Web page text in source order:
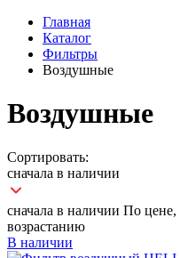
Главная
Каталог
Фильтры
Воздушные
Воздушные
Сортировать:
сначала в наличии
сначала в наличии По
возрастанию
В наличии